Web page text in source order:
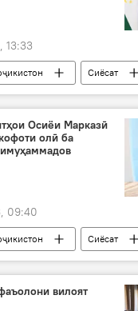
13:33
Сиёсат
орден
Осиёи Марказӣ
олӣ ба
09:40
Сиёсат
вилоят